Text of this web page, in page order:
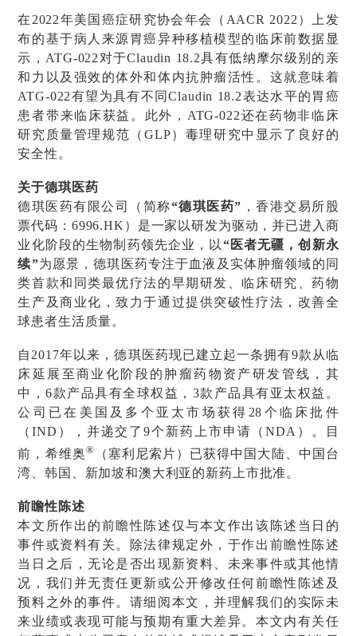
在2022年美国癌症研究协会年会（AACR 2022）上发
布的基于病人来源胃癌异种移植模型的临床前数据显
示，ATG-022对于Claudin 18.2具有低纳摩尔级别的亲
和力以及强效的体外和体内抗肿瘤活性。这就意味着
ATG-022有望为具有不同Claudin 18.2表达水平的胃癌
患者带来临床获益。此外，ATG-022还在药物非临床
研究质量管理规范（GLP）毒理研究中显示了良好的
安全性。
关于德琪医药
德琪医药有限公司（简称“德琪医药” ，香港交易所股
票代码：6996.HK）是一家以研发为驱动，并已进入商
业化阶段的生物制药领先企业，以 “医者无疆，创新永
续”为愿景，德琪医药专注于血液及实体肿瘤领域的同
类首款和同类最优疗法的早期研发、临床研究、药物
生产及商业化，致力于通过提供突破性疗法，改善全
球患者生活质量。
自2017年以来，德琪医药现已建立起一条拥有9款从临
床延展至商业化阶段的肿瘤药物资产研发管线，其
中，6款产品具有全球权益，3款产品具有亚太权益。
公司已在美国及多个亚太市场获得28个临床批件
（IND），并递交了9个新药上市申请（NDA）。目
前，希维奥®
（塞利尼索片）已获得中国大陆、中国台
湾、韩国、新加坡和澳大利亚的新药上市批准。
前瞻性陈述
本文所作出的前瞻性陈述仅与本文作出该陈述当日的
事件或资料有关。除法律规定外，于作出前瞻性陈述
当日之后，无论是否出现新资料、未来事件或其他情
况，我们并无责任更新或公开修改任何前瞻性陈述及
预料之外的事件。请细阅本文，并理解我们的实际未
来业绩或表现可能与预期有重大差异。本文内有关任